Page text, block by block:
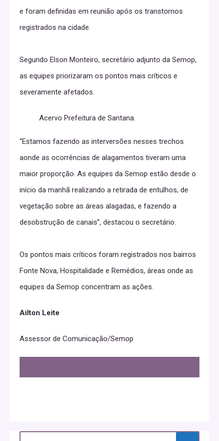
e foram definidas em reunião após os transtornos
registrados na cidade.
Segundo Elson Monteiro, secretário adjunto da Semop,
as equipes priorizaram os pontos mais críticos e
severamente afetados.
Acervo Prefeitura de Santana.
“Estamos fazendo as interversões nesses trechos
aonde as ocorrências de alagamentos tiveram uma
maior proporção. As equipes da Semop estão desde o
início da manhã realizando a retirada de entulhos, de
vegetação sobre as áreas alagadas, e fazendo a
desobstrução de canais”, destacou o secretário.
Os pontos mais críticos foram registrados nos bairros
Fonte Nova, Hospitalidade e Remédios, áreas onde as
equipes da Semop concentram as ações.
Ailton Leite
Assessor de Comunicação/Semop